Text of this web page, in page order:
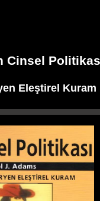
Cinsel
Eleştirel Kuram